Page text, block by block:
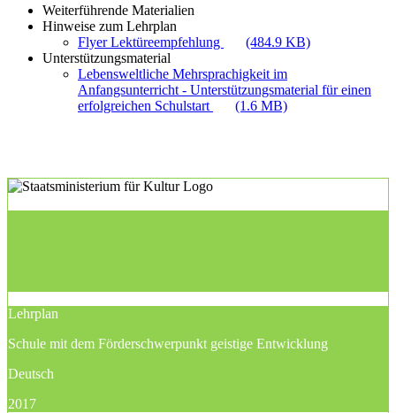
Weiterführende Materialien
Hinweise zum Lehrplan
Flyer Lektüreempfehlung
(484.9 KB)
Unterstützungsmaterial
Lebensweltliche Mehrsprachigkeit im
Anfangsunterricht - Unterstützungsmaterial für einen
erfolgreichen Schulstart
(1.6 MB)
Lehrplan
Schule mit dem Förderschwerpunkt geistige Entwicklung
Deutsch
2017